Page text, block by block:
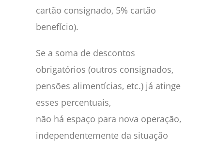
cartão consignado, 5% cartão
benefício).
Se a soma de descontos
obrigatórios (outros consignados,
pensões alimentícias, etc.) já atinge
esses percentuais,
não há espaço para nova operação,
independentemente da situação